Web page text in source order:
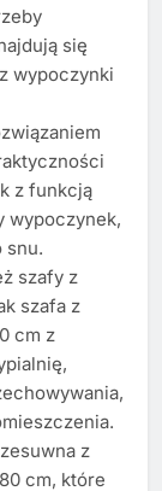
się
wypoczynki
z funkcją
wypoczynek,
snu.
szafy z
szafa z
cm z
z
cm, które